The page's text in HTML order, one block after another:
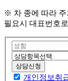
※ 차 종에 따라 주
필요시 대표번호
상담신청
개인정보취